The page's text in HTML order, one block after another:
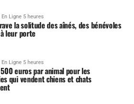
En Ligne 5 heures
la solitude des aînés, des bénévoles
leur porte
En Ligne 5 heures
500 euros par animal pour les
qui vendent chiens et chats